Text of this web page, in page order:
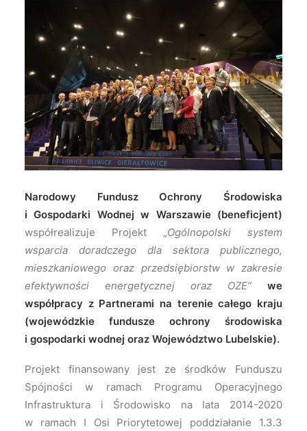
Narodowy Fundusz Ochrony Środowiska
i Gospodarki Wodnej w Warszawie (beneficjent)
współrealizuje Projekt „Ogólnopolski system
wsparcia doradczego dla sektora publicznego,
mieszkaniowego oraz przedsiębiorstw w zakresie
efektywności energetycznej oraz OZE”
we
współpracy z Partnerami na terenie całego kraju
(wojewódzkie fundusze ochrony środowiska
i gospodarki wodnej oraz Województwo Lubelskie).
Projekt finansowany jest ze środków Funduszu
Spójności w ramach Programu Operacyjnego
Infrastruktura i Środowisko na lata 2014-2020
w ramach I Osi Priorytetowej poddziałanie 1.3.3